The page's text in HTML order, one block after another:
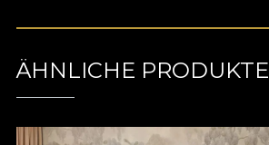
ÄHNLICHE PRODUKTE